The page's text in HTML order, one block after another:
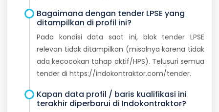
Bagaimana dengan tender LPSE yang
ditampilkan di profil ini?
Pada kondisi data saat ini, blok tender LPSE
relevan tidak ditampilkan (misalnya karena tidak
ada kecocokan tahap aktif/HPS). Telusuri semua
tender di https://indokontraktor.com/tender.
Kapan data profil / baris kualifikasi ini
terakhir diperbarui di Indokontraktor?